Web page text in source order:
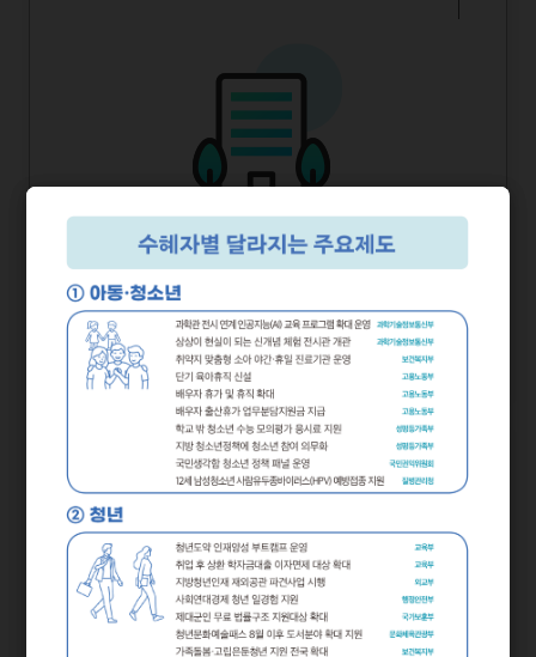
2025년 상반기부터 달라지는
부처별정책